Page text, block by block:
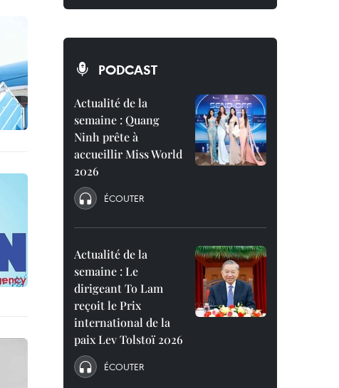
PODCAST
Actualité de la
semaine : Quang
Ninh prête à
accueillir Miss World
2026
ÉCOUTER
Actualité de la
semaine : Le
dirigeant To Lam
reçoit le Prix
international de la
paix Lev Tolstoï 2026
ÉCOUTER